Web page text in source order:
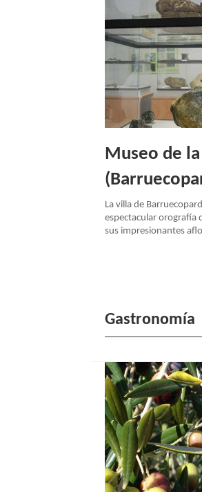
Museo de
La villa de
espectacular orografía
sus impresionantes
Gastronomía